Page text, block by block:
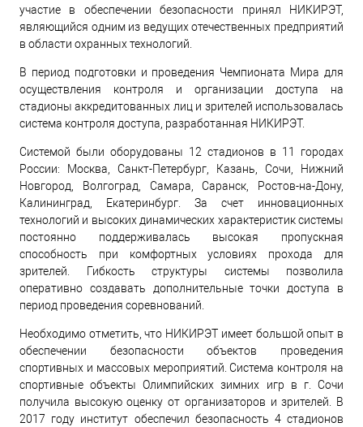
участие в обеспечении безопасности принял НИКИРЭТ,
являющийся одним из ведущих отечественных предприятий
в области охранных технологий.
В период подготовки и проведения Чемпионата Мира для
осуществления контроля и организации доступа на
стадионы аккредитованных лиц и зрителей использовалась
система контроля доступа, разработанная НИКИРЭТ.
Системой были оборудованы 12 стадионов в 11 городах
России: Москва, Санкт-Петербург, Казань, Сочи, Нижний
Новгород, Волгоград, Самара, Саранск, Ростов-на-Дону,
Калининград, Екатеринбург. За счет инновационных
технологий и высоких динамических характеристик системы
постоянно поддерживалась высокая пропускная
способность при комфортных условиях прохода для
зрителей. Гибкость структуры системы позволила
оперативно создавать дополнительные точки доступа в
период проведения соревнований.
Необходимо отметить, что НИКИРЭТ имеет большой опыт в
обеспечении безопасности объектов проведения
спортивных и массовых мероприятий. Система контроля на
спортивные объекты Олимпийских зимних игр в г. Сочи
получила высокую оценку от организаторов и зрителей. В
2017 году институт обеспечил безопасность 4 стадионов